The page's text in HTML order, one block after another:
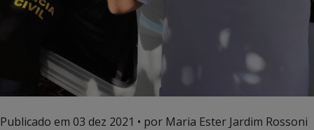
Publicado em 03 dez 2021 • por Maria Ester Jardim Rossoni